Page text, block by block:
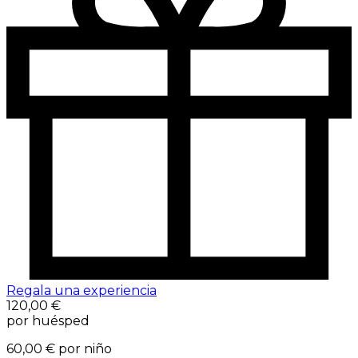
Regala una experiencia
120,00 €
por huésped
60,00 € por niño